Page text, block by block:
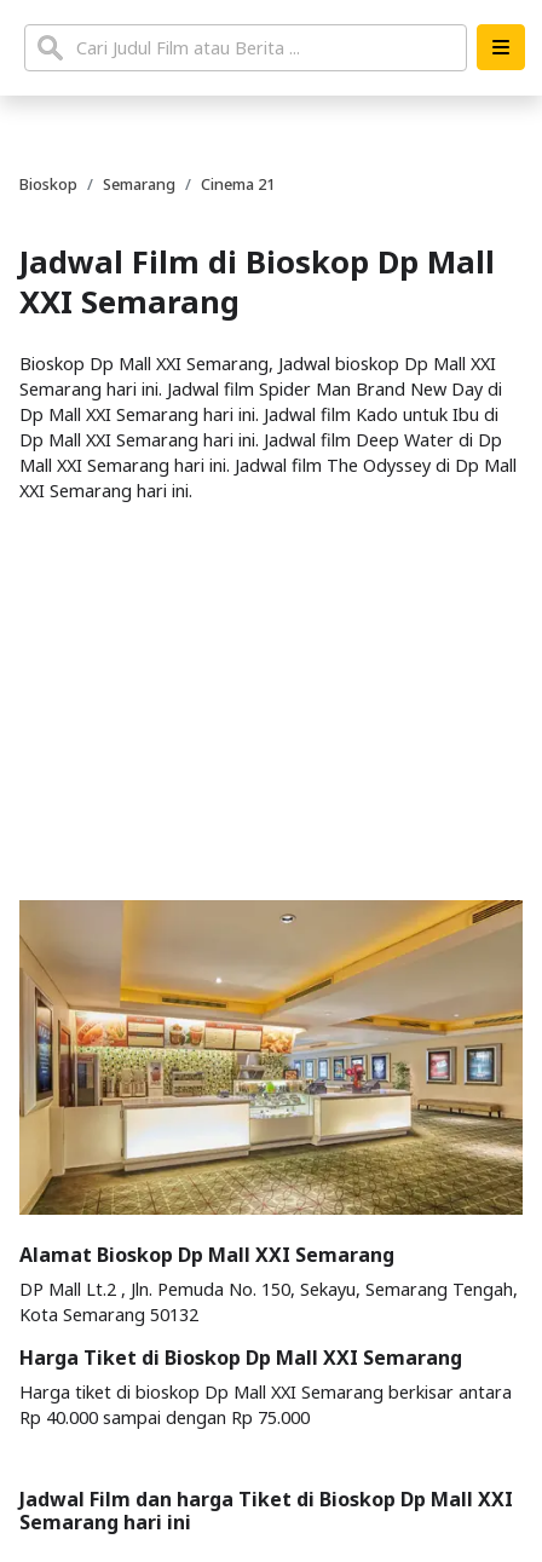
Bioskop Semarang Cinema 21
Jadwal Film di Bioskop Dp Mall
XXI Semarang
Bioskop Dp Mall XXI Semarang, Jadwal bioskop Dp Mall XXI
Semarang hari ini. Jadwal film Spider Man Brand New Day di
Dp Mall XXI Semarang hari ini. Jadwal film Kado untuk Ibu di
Dp Mall XXI Semarang hari ini. Jadwal film Deep Water di Dp
Mall XXI Semarang hari ini. Jadwal film The Odyssey di Dp Mall
XXI Semarang hari ini.
Alamat Bioskop Dp Mall XXI Semarang
DP Mall Lt.2 , Jln. Pemuda No. 150, Sekayu, Semarang Tengah,
Kota Semarang 50132
Harga Tiket di Bioskop Dp Mall XXI Semarang
Harga tiket di bioskop Dp Mall XXI Semarang berkisar antara
Rp 40.000 sampai dengan Rp 75.000
Jadwal Film dan harga Tiket di Bioskop Dp Mall XXI
Semarang hari ini